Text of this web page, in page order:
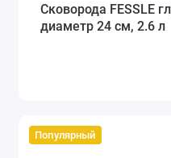
Сковорода FESSLE
диаметр 24 см, 2.6 л
Популярный